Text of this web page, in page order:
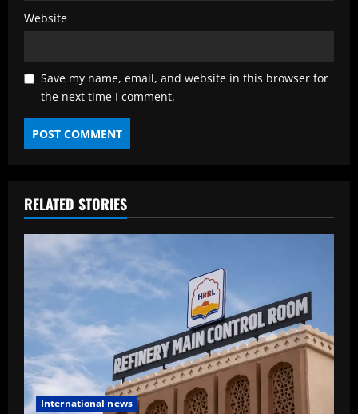
Website
Save my name, email, and website in this browser for
the next time I comment.
RELATED STORIES
International news